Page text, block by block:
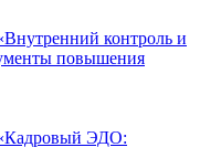
контроль и
повышения
ЭДО: